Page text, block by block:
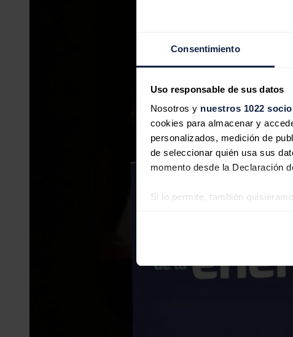
Consentimiento
Uso responsable de sus datos
Nosotros y nuestros 1022
cookies para almacenar y
personalizados, medición de
de seleccionar quién usa sus
momento desde la Declaración
Si lo permite, también
Las cookies de este sitio web